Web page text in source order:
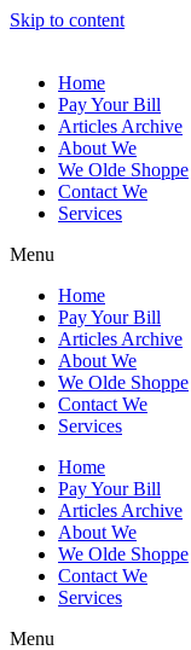
Skip to content
Home
Pay Your Bill
Articles Archive
About We
We Olde Shoppe
Contact We
Services
Menu
Home
Pay Your Bill
Articles Archive
About We
We Olde Shoppe
Contact We
Services
Home
Pay Your Bill
Articles Archive
About We
We Olde Shoppe
Contact We
Services
Menu